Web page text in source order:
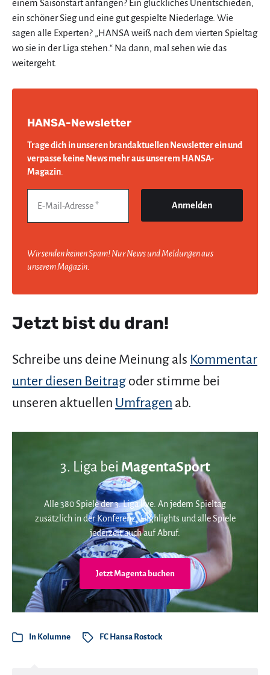
einem Saisonstart anfangen? Ein glückliches Unentschieden,
ein schöner Sieg und eine gut gespielte Niederlage. Wie
sagen alle Experten? „HANSA weiß nach dem vierten Spieltag
wo sie in der Liga stehen.“ Na dann, mal sehen wie das
weitergeht.
HANSA-Newsletter
Trage dich in unseren brandaktuellen Newsletter ein und
verpasse keine News mehr aus unserem HANSA-
Magazin
Wir senden keinen Spam! Nur News und Meldungen aus
unserem Magazin.
Jetzt bist du dran!
Schreibe uns deine Meinung als Kommentar
unter diesen Beitrag oder stimme bei
unseren aktuellen Umfragen ab.
3. Liga bei MagentaSport
Alle 380 Spiele der 3. Liga live. An jedem Spieltag
zusätzlich in der Konferenz. Highlights und alle Spiele
jederzeit auch auf Abruf.
Jetzt Magenta buchen
In Kolumne FC Hansa Rostock